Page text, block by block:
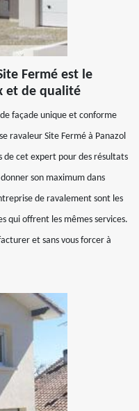
Fermé est le
et de qualité
façade unique et conforme
ravaleur Site Fermé à Panazol
de cet expert pour des résultats
son maximum dans
de ravalement sont les
qui offrent les mêmes services.
et sans vous forcer à